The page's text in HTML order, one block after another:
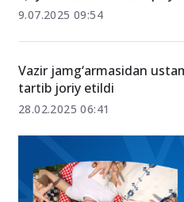
9.07.2025 09:54
Vazir jamg‘armasidan
tartib joriy etildi
28.02.2025 06:41